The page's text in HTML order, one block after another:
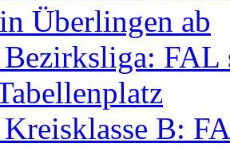
Überlingen ab
B: